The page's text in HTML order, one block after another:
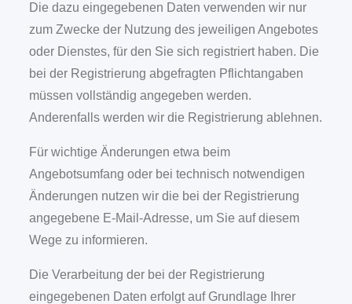
Die dazu eingegebenen Daten verwenden wir nur
zum Zwecke der Nutzung des jeweiligen Angebotes
oder Dienstes, für den Sie sich registriert haben. Die
bei der Registrierung abgefragten Pflichtangaben
müssen vollständig angegeben werden.
Anderenfalls werden wir die Registrierung ablehnen.
Für wichtige Änderungen etwa beim
Angebotsumfang oder bei technisch notwendigen
Änderungen nutzen wir die bei der Registrierung
angegebene E-Mail-Adresse, um Sie auf diesem
Wege zu informieren.
Die Verarbeitung der bei der Registrierung
eingegebenen Daten erfolgt auf Grundlage Ihrer